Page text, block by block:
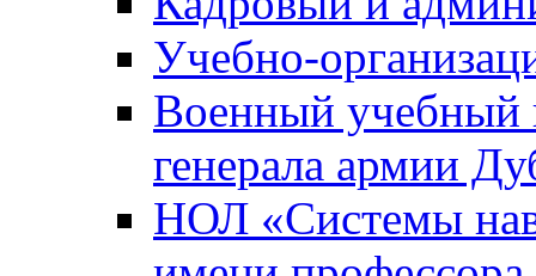
Учебно-
Военный учебный
генерала армии
НОЛ «Системы